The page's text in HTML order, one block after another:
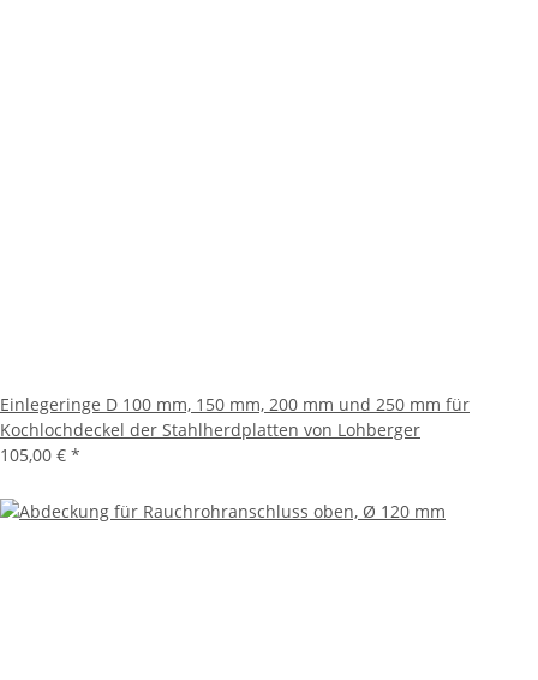
Einlegeringe D 100 mm, 150 mm, 200 mm und 250 mm für
Kochlochdeckel der Stahlherdplatten von Lohberger
105,00 € *